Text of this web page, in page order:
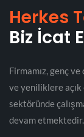
Herkes
Biz İcat
Firmamız, genç
ve yeniliklere
sektöründe
devam etmektedir.